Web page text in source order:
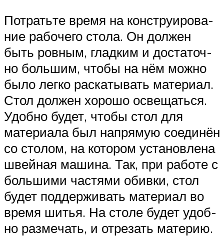
Потрать­те вре­мя на кон­стру­и­ро­ва­
ние рабо­че­го сто­ла. Он дол­жен
быть ров­ным, глад­ким и доста­точ­
но боль­шим, что­бы на нём мож­но
было лег­ко рас­ка­ты­вать мате­ри­ал.
Стол дол­жен хоро­шо осве­щать­ся.
Удоб­но будет, что­бы стол для
мате­ри­а­ла был напря­мую соеди­нён
со сто­лом, на кото­ром уста­нов­ле­на
швей­ная маши­на. Так, при рабо­те с
боль­ши­ми частя­ми обив­ки, стол
будет под­дер­жи­вать мате­ри­ал во
вре­мя шитья. На сто­ле будет удоб­
но раз­ме­чать, и отре­зать материю.